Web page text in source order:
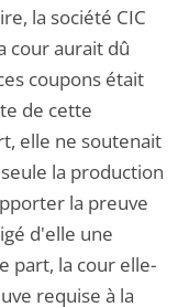
la société CIC
cour aurait dû
coupons était
de cette
elle ne soutenait
la production
la preuve
d'elle une
part, la cour elle-
requise à la